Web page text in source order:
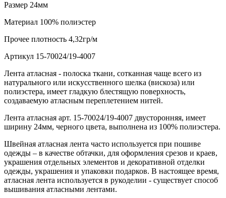
Размер 24мм
Материал 100% полиэстер
Прочее плотность 4,32гр/м
Артикул 15-70024/19-4007
Лента атласная - полоска ткани, сотканная чаще всего из
натурального или искусственного шелка (вискоза) или
полиэстера, имеет гладкую блестящую поверхность,
создаваемую атласным переплетением нитей.
Лента атласная арт. 15-70024/19-4007 двусторонняя, имеет
ширину 24мм, черного цвета, выполнена из 100% полиэстера.
Швейная атласная лента часто используется при пошиве
одежды – в качестве обтачки, для оформления срезов и краев,
украшения отдельных элементов и декоративной отделки
одежды, украшения и упаковки подарков. В настоящее время,
атласная лента используется в рукоделии - существует способ
вышивания атласными лентами.